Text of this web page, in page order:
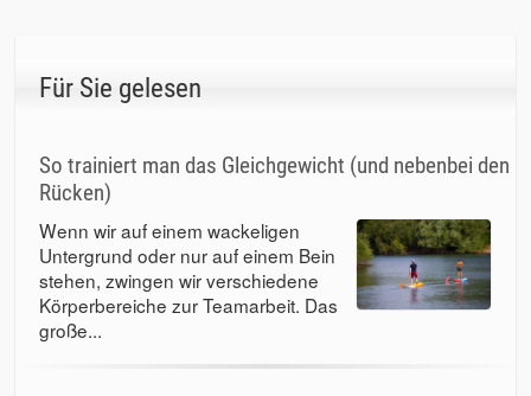
Für Sie gelesen
So trainiert man das Gleichgewicht (und nebenbei den
Rücken)
Wenn wir auf einem wackeligen
Untergrund oder nur auf einem Bein
stehen, zwingen wir verschiedene
Körperbereiche zur Teamarbeit. Das
große...